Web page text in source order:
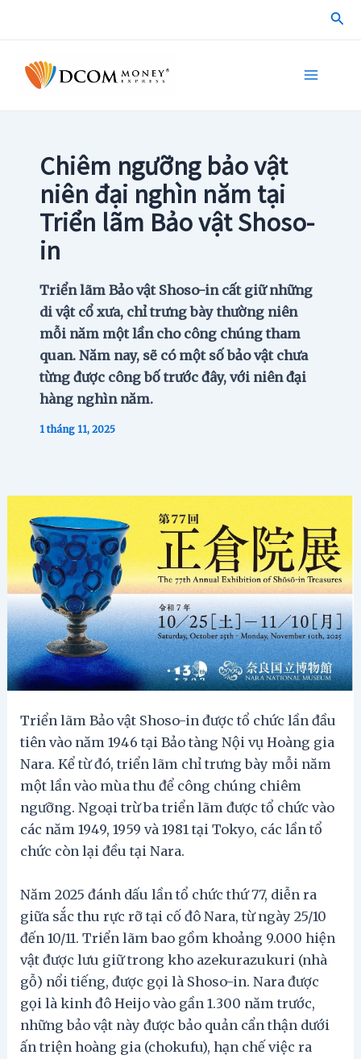
Chiêm ngưỡng bảo vật
niên đại nghìn năm tại
Triển lãm Bảo vật Shoso-
in
Triển lãm Bảo vật Shoso-in cất giữ những
di vật cổ xưa, chỉ trưng bày thường niên
mỗi năm một lần cho công chúng tham
quan. Năm nay, sẽ có một số bảo vật chưa
từng được công bố trước đây, với niên đại
hàng nghìn năm.
1 tháng 11, 2025
Triển lãm Bảo vật Shoso-in được tổ chức lần đầu
tiên vào năm 1946 tại Bảo tàng Nội vụ Hoàng gia
Nara. Kể từ đó, triển lãm chỉ trưng bày mỗi năm
một lần vào mùa thu để công chúng chiêm
ngưỡng. Ngoại trừ ba triển lãm được tổ chức vào
các năm 1949, 1959 và 1981 tại Tokyo, các lần tổ
chức còn lại đều tại Nara.
Năm 2025 đánh dấu lần tổ chức thứ 77, diễn ra
giữa sắc thu rực rỡ tại cố đô Nara, từ ngày 25/10
đến 10/11. Triển lãm bao gồm khoảng 9.000 hiện
vật được lưu giữ trong kho azekurazukuri (nhà
gỗ) nổi tiếng, được gọi là Shoso-in. Nara được
gọi là kinh đô Heijo vào gần 1.300 năm trước,
những bảo vật này được bảo quản cẩn thận dưới
ấn triện hoàng gia (chokufu), hạn chế việc ra